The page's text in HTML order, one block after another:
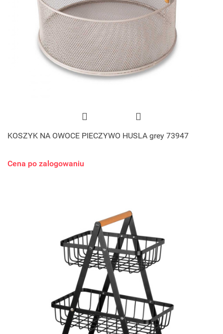
KOSZYK NA OWOCE PIECZYWO HUSLA grey 73947
Cena po zalogowaniu